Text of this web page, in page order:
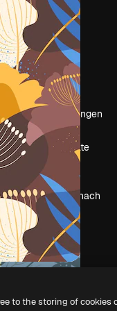
Preise
Über uns
Reviews
Karriere
Suchtrends
Blog
Veranstaltungen
Slidesgo
Deine Inhalte
verkaufen
Pressesaal
Suchst du nach
magnific.ai
to the storing of cookies